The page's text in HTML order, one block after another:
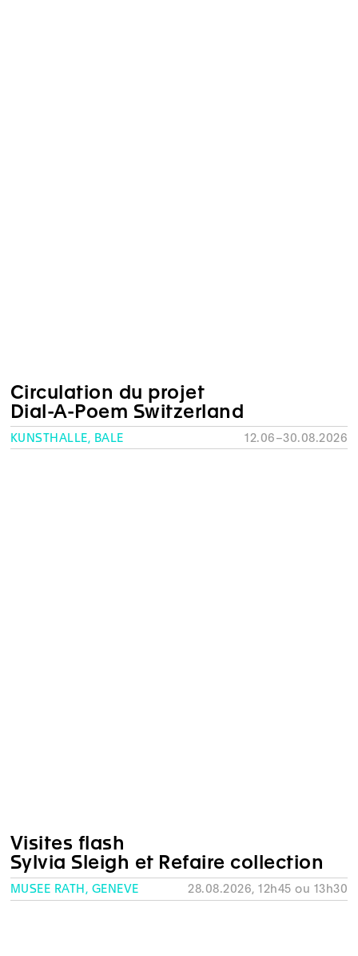
Circulation du projet
Dial-A-Poem Switzerland
KUNSTHALLE, BÂLE 12.06–30.08.2026
Visites flash
Sylvia Sleigh et Refaire collection
MUSÉE RATH, GENÈVE 28.08.2026, 12h45 ou 13h30